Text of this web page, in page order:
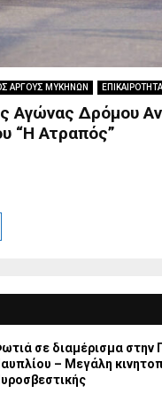
ΑΡΓΟΥΣ ΜΥΚΗΝΩΝ ΕΠΙΚΑΙΡΟΤΗΤΑ
Αγώνας Δρόμου
“Η Ατραπός”
σε διαμέρισμα στην
– Μεγάλη